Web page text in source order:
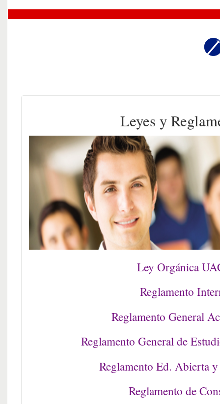
Leyes y
Ley Orgánica
Reglamento
Reglamento General
Reglamento General de
Reglamento Ed. Abierta
Reglamento de